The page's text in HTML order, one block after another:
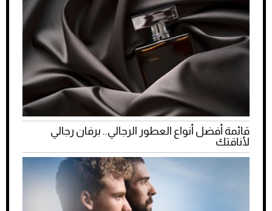
قائمة أفضل أنواع العطور الرجالي.. برفان رجالي
لأناقتك